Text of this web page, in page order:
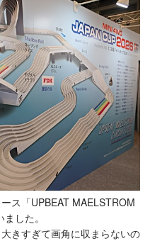
ス「UPBEAT MAELSTROM
した。
きすぎて画角に収まらないの